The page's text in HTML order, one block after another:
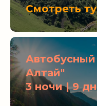
Смотреть
Алтай"
3 ночи | 9